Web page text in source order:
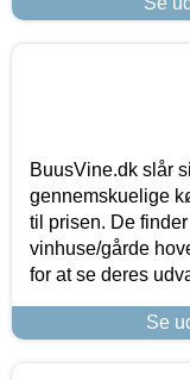
BuusVine.dk slår
gennemskuelige
til prisen. De
vinhuse/gårde
for at se deres
Se